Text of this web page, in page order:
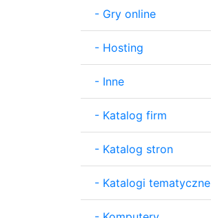
- Gry online
- Hosting
- Inne
- Katalog firm
- Katalog stron
- Katalogi tematyczne